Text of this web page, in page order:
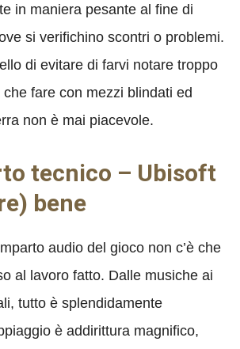
in maniera pesante al fine di
si verifichino scontri o problemi.
di evitare di farvi notare troppo
fare con mezzi blindati ed
non è mai piacevole.
tecnico – Ubisoft
bene
audio del gioco non c’è che
al lavoro fatto. Dalle musiche ai
tutto è splendidamente
è addirittura magnifico,